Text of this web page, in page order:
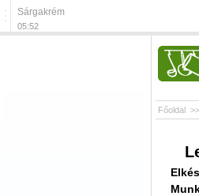
Sárgakrém
05:52
Főoldal >>